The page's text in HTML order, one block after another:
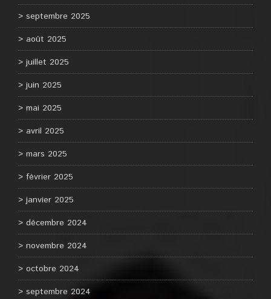
septembre 2025
août 2025
juillet 2025
juin 2025
mai 2025
avril 2025
mars 2025
février 2025
janvier 2025
décembre 2024
novembre 2024
octobre 2024
septembre 2024